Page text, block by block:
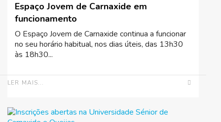
Espaço Jovem de Carnaxide em
funcionamento
O Espaço Jovem de Carnaxide continua a funcionar
no seu horário habitual, nos dias úteis, das 13h30
às 18h30...
LER MAIS...